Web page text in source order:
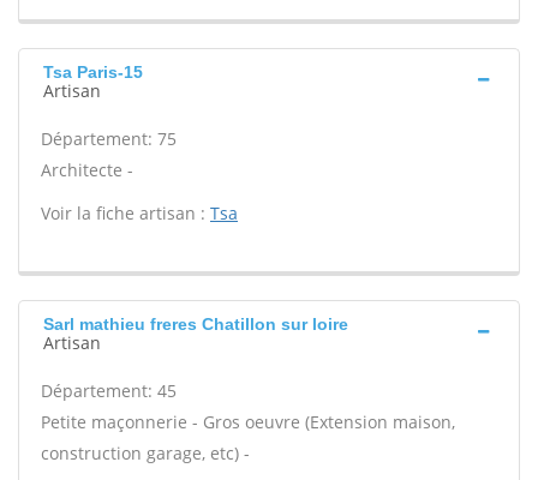
Tsa Paris-15
Artisan
Département: 75
Architecte -
Voir la fiche artisan : Tsa
Sarl mathieu freres Chatillon sur loire
Artisan
Département: 45
Petite maçonnerie - Gros oeuvre (Extension maison,
construction garage, etc) -